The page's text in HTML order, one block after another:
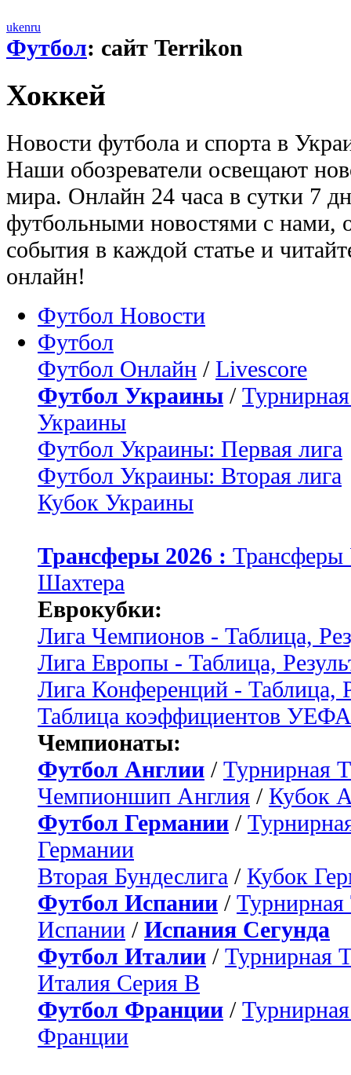
ukenru
Футбол: сайт Terrikon
Хоккей
Новости футбола и спорта в
Наши обозреватели освещают
мира. Онлайн 24 часа в сутки 7
футбольными новостями с нами,
события в каждой статье и
онлайн!
Футбол Новости
Футбол
Футбол Онлайн / Livescore
Футбол Украины /
Украины
Футбол Украины: Первая лига
Футбол Украины: Вторая лига
Кубок Украины
Трансферы 2026 :
Шахтера
Еврокубки:
Лига Чемпионов - Таблица,
Лига Европы - Таблица,
Лига Конференций - Таблица,
Таблица коэффициентов УЕФА
Чемпионаты:
Футбол Англии / Турнирная
Чемпионшип Англия / Кубок
Футбол Германии /
Германии
Вторая Бундеслига / Кубок
Футбол Испании / Турнирная
Испании / Испания Сегунда
Футбол Италии / Турнирная
Италия Серия B
Футбол Франции /
Франции